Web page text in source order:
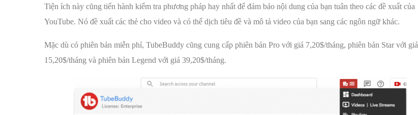
Tiện ích này cũng tiến hành kiểm tra phương pháp hay nhất để đảm bảo nội dung của bạn tuân theo các đề xuất của
YouTube. Nó đề xuất các thẻ cho video và có thể dịch tiêu đề và mô tả video của bạn sang các ngôn ngữ khác.
Mặc dù có phiên bản miễn phí, TubeBuddy cũng cung cấp phiên bản Pro với giá 7,20$/tháng, phiên bản Star với giá
15,20$/tháng và phiên bản Legend với giá 39,20$/tháng.